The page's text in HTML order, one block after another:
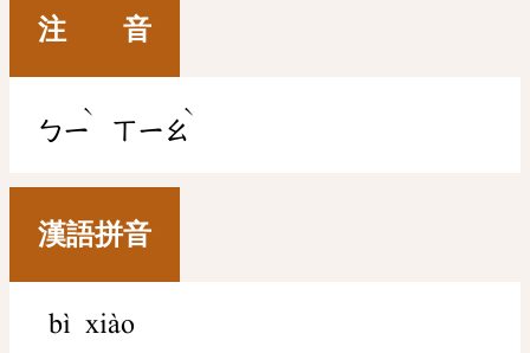
注 音
ㄅㄧ
ˋ
ㄒㄧㄠ
ˋ
漢語拼音
bì xiào